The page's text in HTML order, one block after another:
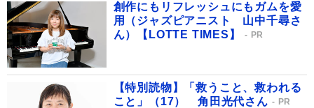
創作にもリフレッシュにもガムを愛
用（ジャズピアニスト 山中千尋さ
ん）【LOTTE TIMES】
PR
【特別読物】「救うこと、救われる
こと」（17） 角田光代さん
PR